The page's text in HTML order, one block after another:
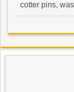
cotter pins,